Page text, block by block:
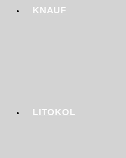
KNAUF
LITOKOL